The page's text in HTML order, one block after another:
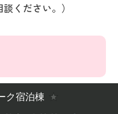
ください。）